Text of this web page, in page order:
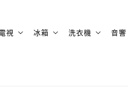
視 冰箱 洗衣機 音響